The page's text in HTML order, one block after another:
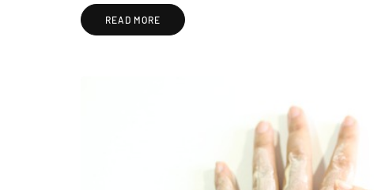
READ MORE